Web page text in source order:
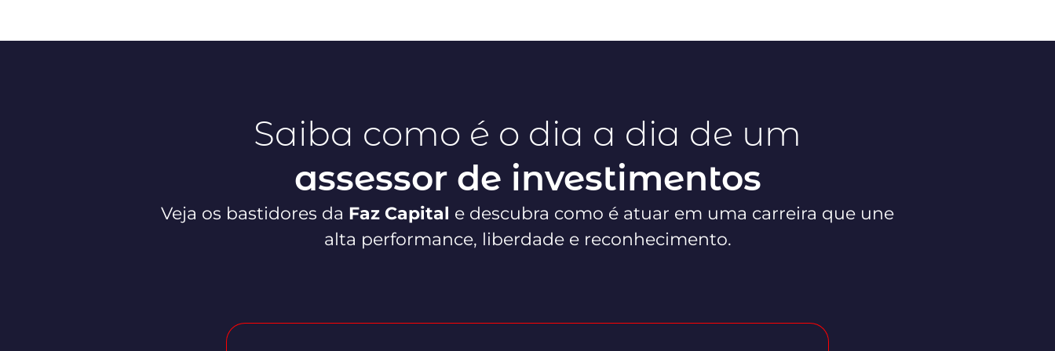
Saiba como é o dia a dia de um
assessor de investimentos
Veja os bastidores da Faz Capital e descubra como é atuar em uma carreira que une
alta performance, liberdade e reconhecimento.